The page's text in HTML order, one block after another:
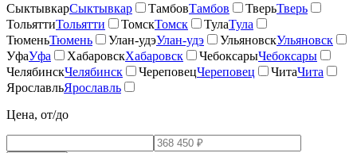
СыктывкарСыктывкар ТамбовТамбов ТверьТверь
ТольяттиТольятти ТомскТомск ТулаТула
ТюменьТюмень Улан-удэУлан-удэ УльяновскУльяновск
УфаУфа ХабаровскХабаровск ЧебоксарыЧебоксары
ЧелябинскЧелябинск ЧереповецЧереповец ЧитаЧита
ЯрославльЯрославль
Цена, от/до